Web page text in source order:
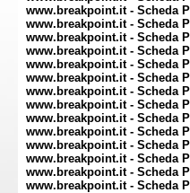
www.breakpoint.it - Scheda
www.breakpoint.it - Scheda
www.breakpoint.it - Scheda
www.breakpoint.it - Scheda
www.breakpoint.it - Scheda
www.breakpoint.it - Scheda
www.breakpoint.it - Scheda
www.breakpoint.it - Scheda
www.breakpoint.it - Scheda
www.breakpoint.it - Scheda
www.breakpoint.it - Scheda
www.breakpoint.it - Scheda
www.breakpoint.it - Scheda
www.breakpoint.it - Scheda